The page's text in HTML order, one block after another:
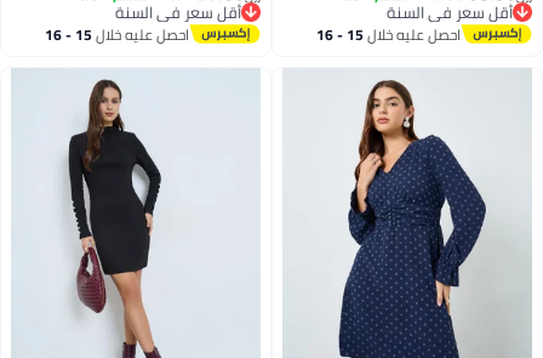
أقل سعر في السنة
أقل سعر في السنة
احصل عليه خلال 15 - 16
اغسطس
أقل سعر في السنة
أقل سعر في السنة
احصل عليه خلال 15 - 16
اغسطس